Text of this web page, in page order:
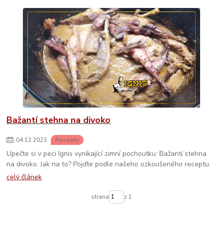
Bažantí stehna na divoko
04.12.2023 Recepty
Upečte si v peci Ignis vynikající zimní pochoutku: Bažantí stehna
na divoko. Jak na to? Pojďte podle našeho ozkoušeného receptu.
celý článek
strana z 1